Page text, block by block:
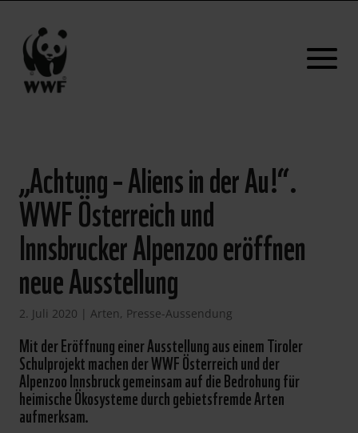
„Achtung – Aliens in der Au!“.
WWF Österreich und
Innsbrucker Alpenzoo eröffnen
neue Ausstellung
2. Juli 2020 | Arten, Presse-Aussendung
Mit der Eröffnung einer Ausstellung aus einem Tiroler
Schulprojekt machen der WWF Österreich und der
Alpenzoo Innsbruck gemeinsam auf die Bedrohung für
heimische Ökosysteme durch gebietsfremde Arten
aufmerksam.